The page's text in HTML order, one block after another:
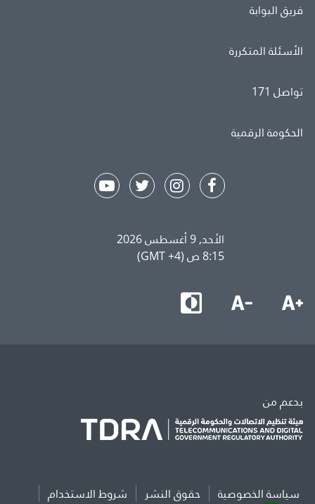
فريق البوابة
الأسئلة المتكررة
تواصل 171
الحكومة الرقمية
الأحد, 9 أغسطس 2026
8:15 ص (GMT +4)
بدعم من
سياسة الخصوصية حقوق النشر
شروط الاستخدام